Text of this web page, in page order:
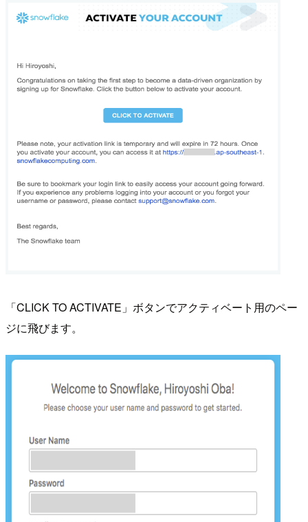
「CLICK TO ACTIVATE」ボタンでアクティベート用のペー
ジに飛びます。